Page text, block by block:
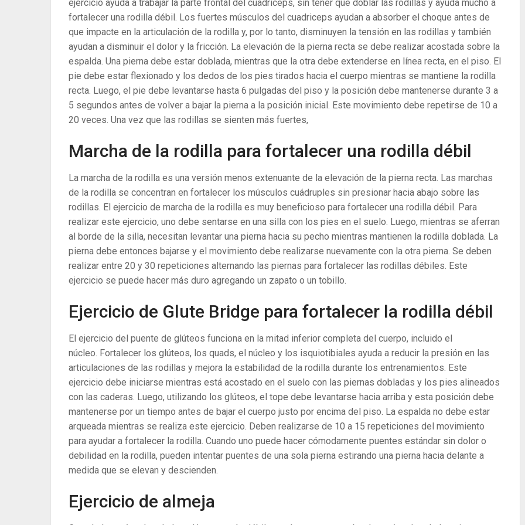
ejercicio ayuda a trabajar la parte frontal del cuadriceps, sin tener que doblar las rodillas y ayuda mucho a
fortalecer una rodilla débil. Los fuertes músculos del cuadriceps ayudan a absorber el choque antes de
que impacte en la articulación de la rodilla y, por lo tanto, disminuyen la tensión en las rodillas y también
ayudan a disminuir el dolor y la fricción. La elevación de la pierna recta se debe realizar acostada sobre la
espalda. Una pierna debe estar doblada, mientras que la otra debe extenderse en línea recta, en el piso. El
pie debe estar flexionado y los dedos de los pies tirados hacia el cuerpo mientras se mantiene la rodilla
recta. Luego, el pie debe levantarse hasta 6 pulgadas del piso y la posición debe mantenerse durante 3 a
5 segundos antes de volver a bajar la pierna a la posición inicial. Este movimiento debe repetirse de 10 a
20 veces. Una vez que las rodillas se sienten más fuertes,
Marcha de la rodilla para fortalecer una rodilla débil
La marcha de la rodilla es una versión menos extenuante de la elevación de la pierna recta. Las marchas
de la rodilla se concentran en fortalecer los músculos cuádruples sin presionar hacia abajo sobre las
rodillas. El ejercicio de marcha de la rodilla es muy beneficioso para fortalecer una rodilla débil. Para
realizar este ejercicio, uno debe sentarse en una silla con los pies en el suelo. Luego, mientras se aferran
al borde de la silla, necesitan levantar una pierna hacia su pecho mientras mantienen la rodilla doblada. La
pierna debe entonces bajarse y el movimiento debe realizarse nuevamente con la otra pierna. Se deben
realizar entre 20 y 30 repeticiones alternando las piernas para fortalecer las rodillas débiles. Este
ejercicio se puede hacer más duro agregando un zapato o un tobillo.
Ejercicio de Glute Bridge para fortalecer la rodilla débil
El ejercicio del puente de glúteos funciona en la mitad inferior completa del cuerpo, incluido el
núcleo. Fortalecer los glúteos, los quads, el núcleo y los isquiotibiales ayuda a reducir la presión en las
articulaciones de las rodillas y mejora la estabilidad de la rodilla durante los entrenamientos. Este
ejercicio debe iniciarse mientras está acostado en el suelo con las piernas dobladas y los pies alineados
con las caderas. Luego, utilizando los glúteos, el tope debe levantarse hacia arriba y esta posición debe
mantenerse por un tiempo antes de bajar el cuerpo justo por encima del piso. La espalda no debe estar
arqueada mientras se realiza este ejercicio. Deben realizarse de 10 a 15 repeticiones del movimiento
para ayudar a fortalecer la rodilla. Cuando uno puede hacer cómodamente puentes estándar sin dolor o
debilidad en la rodilla, pueden intentar puentes de una sola pierna estirando una pierna hacia delante a
medida que se elevan y descienden.
Ejercicio de almeja